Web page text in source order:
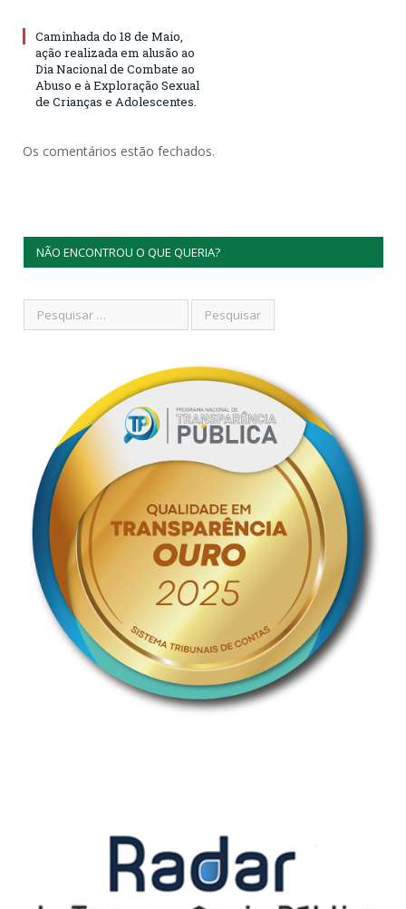
Caminhada do 18 de Maio,
ação realizada em alusão ao
Dia Nacional de Combate ao
Abuso e à Exploração Sexual
de Crianças e Adolescentes.
Os comentários estão fechados.
NÃO ENCONTROU O QUE QUERIA?